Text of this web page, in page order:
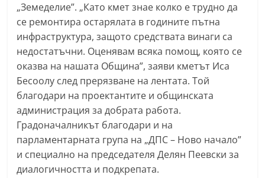
i
n
f
o
,
k
a
z
a
n
l
„Земеделие”. „Като кмет знае колко е трудно да
се ремонтира остарялата в годините пътна
инфраструктура, защото средствата винаги са
недостатъчни. Оценявам всяка помощ, която се
оказва на нашата Община”, заяви кметът Иса
Бесоолу след прерязване на лентата. Той
благодари на проектантите и общинската
администрация за добрата работа.
Градоначалникът благодари и на
парламентарната група на „ДПС – Ново начало”
и специално на председателя Делян Пеевски за
диалогичността и подкрепата.